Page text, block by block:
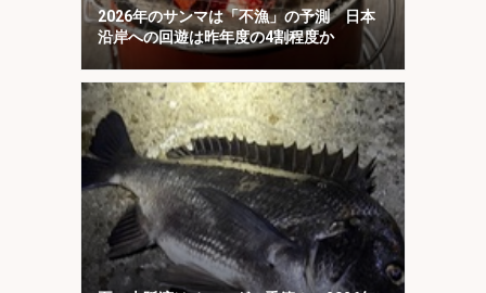
2026年のサンマは「不漁」の予測 日本
沿岸への回遊は昨年度の4割程度か